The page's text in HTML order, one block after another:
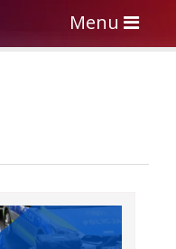
Toggle
navigation
Menu